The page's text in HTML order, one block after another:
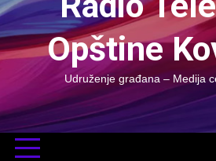
Opštine
Udruženje građana – Medija